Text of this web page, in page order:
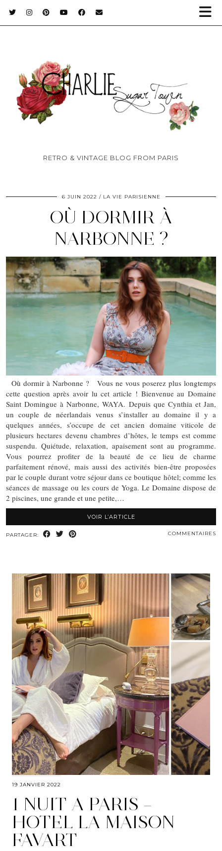
RETRO & VINTAGE BLOG FROM PARIS
6 JUIN 2022 LA VIE PARISIENNE
OÙ DORMIR À
NARBONNE ?
Où dormir à Narbonne ? Vous ne vous poserez plus longtemps
cette question après avoir lu cet article ! Bienvenue au Domaine
Saint Domingue à Narbonne, WAYA. Depuis que Cynthia et Jan,
un couple de néerlandais venus s’installer au domaine il y a
quelques années, s’occupe de cet ancien domaine viticole de
plusieurs hectares devenu chambres d’hôtes, le temps est comme
suspendu. Quiétude, relaxation, apaisement sont au programme.
Vous pourrez profiter de la beauté de ce lieu de charme
parfaitement rénové, mais aussi des activités bien-être proposées
par le couple durant votre séjour dans ce boutique hôtel; comme les
séances de massage ou les cours de Yoga. Le Domaine dispose de
2 piscines, une grande et une petite,…
VOIR L’ARTICLE
PARTAGER: COMMENTAIRES
19 JANVIER 2022
1 NUIT A PARIS –
HOTEL LA MAISON
FAVART